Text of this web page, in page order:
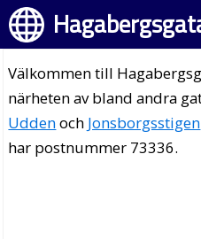
Välkommen till
närheten av bland andra
Uddenoch Jonsborgsstigen
har postnummer 73336.